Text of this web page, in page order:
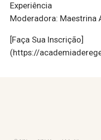
Experiência
Moderadora: Maestrina
[Faça Sua Inscrição]
(https://